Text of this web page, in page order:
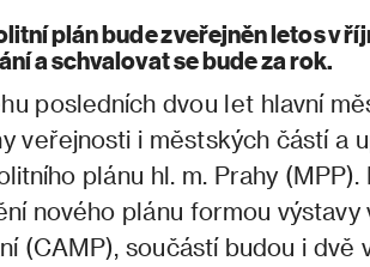
plán bude zveřejněn letos v
a schvalovat se bude za rok.
posledních dvou let hlavní
veřejnosti i městských částí a
plánu hl. m. Prahy
nového plánu formou
(CAMP), součástí budou i